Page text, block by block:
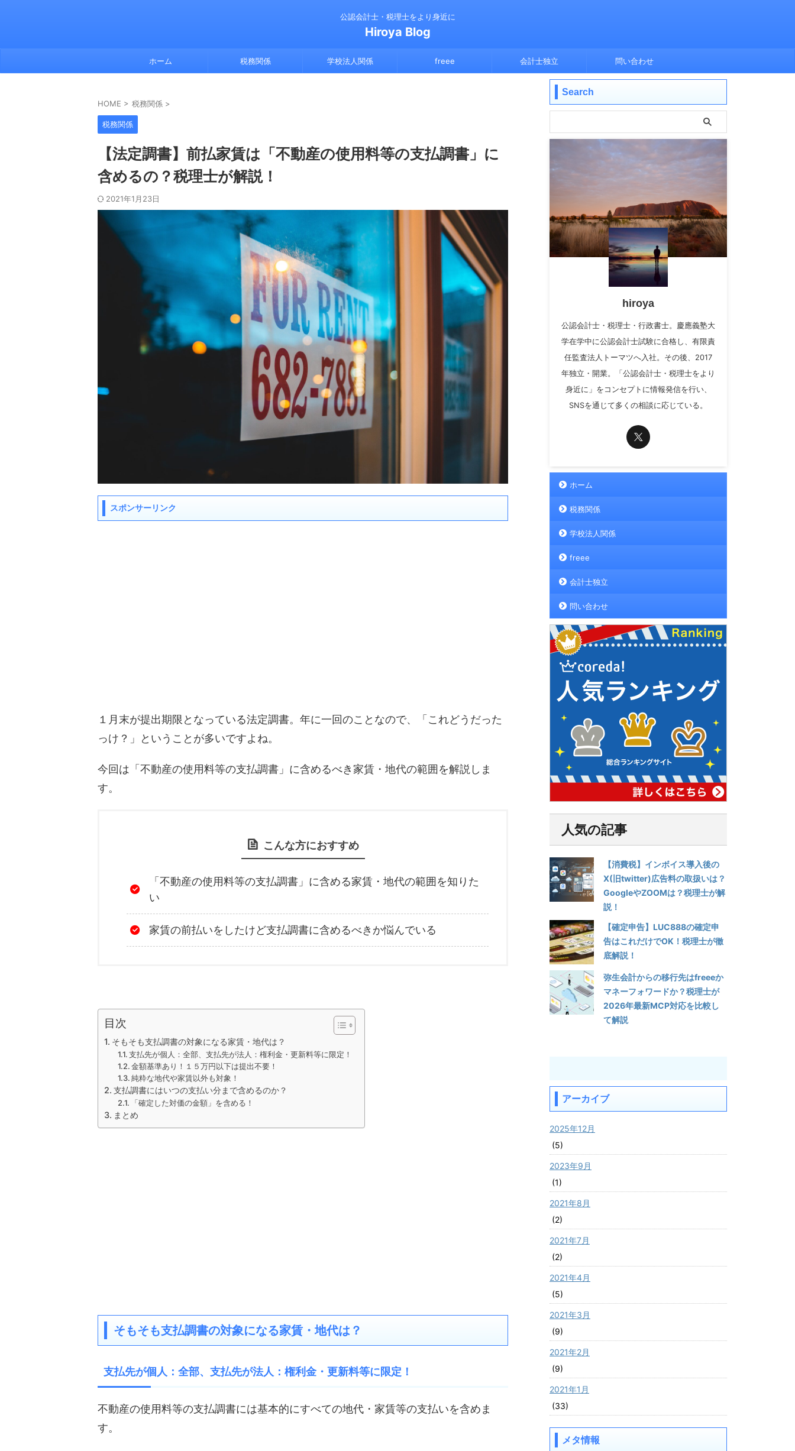
公認会計士・税理士をより身近に
Hiroya Blog
ホーム 税務関係 学校法人関係 freee 会計士独立 問い合わせ
HOME > 税務関係 >
税務関係
【法定調書】前払家賃は「不動産の使用料等の支払調書」に
含めるの？税理士が解説！
2021年1月23日
スポンサーリンク
１月末が提出期限となっている法定調書。年に一回のことなので、「これどうだった
っけ？」ということが多いですよね。
今回は「不動産の使用料等の支払調書」に含めるべき家賃・地代の範囲を解説しま
す。
こんな方におすすめ
「不動産の使用料等の支払調書」に含める家賃・地代の範囲を知りた
い
家賃の前払いをしたけど支払調書に含めるべきか悩んでいる
目次
そもそも支払調書の対象になる家賃・地代は？
支払先が個人：全部、支払先が法人：権利金・更新料等に限定！
金額基準あり！１５万円以下は提出不要！
純粋な地代や家賃以外も対象！
支払調書にはいつの支払い分まで含めるのか？
「確定した対価の金額」を含める！
まとめ
そもそも支払調書の対象になる家賃・地代は？
支払先が個人：全部、支払先が法人：権利金・更新料等に限定！
不動産の使用料等の支払調書には基本的にすべての地代・家賃等の支払いを含めま
す。
Search
hiroya
公認会計士・税理士・行政書士。慶應義塾大
学在学中に公認会計士試験に合格し、有限責
任監査法人トーマツへ入社。その後、2017
年独立・開業。「公認会計士・税理士をより
身近に」をコンセプトに情報発信を行い、
SNSを通じて多くの相談に応じている。
ホーム
税務関係
学校法人関係
freee
会計士独立
問い合わせ
人気の記事
【消費税】インボイス導入後の
X(旧twitter)広告料の取扱いは？
GoogleやZOOMは？税理士が解
説！
【確定申告】LUC888の確定申
告はこれだけでOK！税理士が徹
底解説！
弥生会計からの移行先はfreeeか
マネーフォワードか？税理士が
2026年最新MCP対応を比較し
て解説
アーカイブ
2025年12月
(5)
2023年9月
(1)
2021年8月
(2)
2021年7月
(2)
2021年4月
(5)
2021年3月
(9)
2021年2月
(9)
2021年1月
(33)
メタ情報